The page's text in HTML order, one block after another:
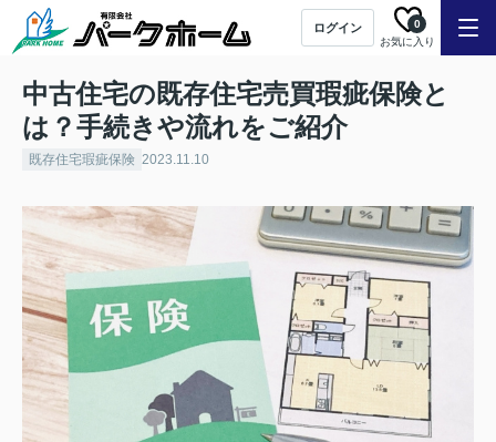
ログイン
お気に入り
0
中古住宅の既存住宅売買瑕疵保険と
は？手続きや流れをご紹介
既存住宅瑕疵保険 2023.11.10